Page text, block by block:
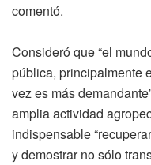
comentó.
Consideró que “el
pública, principalmente
vez es más
amplia actividad
indispensable
y demostrar no sólo